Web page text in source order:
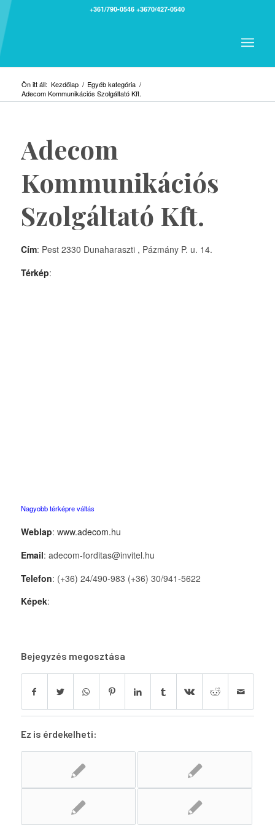
+361/790-0546 +3670/427-0540
Ön itt áll: Kezdőlap / Egyéb kategória /
Adecom Kommunikációs Szolgáltató Kft.
Adecom
Kommunikációs
Szolgáltató Kft.
Cím: Pest 2330 Dunaharaszti , Pázmány P. u. 14.
Térkép:
Nagyobb térképre váltás
Weblap: www.adecom.hu
Email: adecom-forditas@invitel.hu
Telefon: (+36) 24/490-983 (+36) 30/941-5622
Képek:
Bejegyzés megosztása
Ez is érdekelheti: